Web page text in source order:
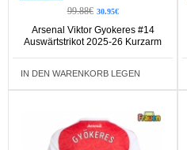
99.88€ 30.95€
Arsenal Viktor Gyokeres #14
Auswärtstrikot 2025-26 Kurzarm
IN DEN WARENKORB LEGEN